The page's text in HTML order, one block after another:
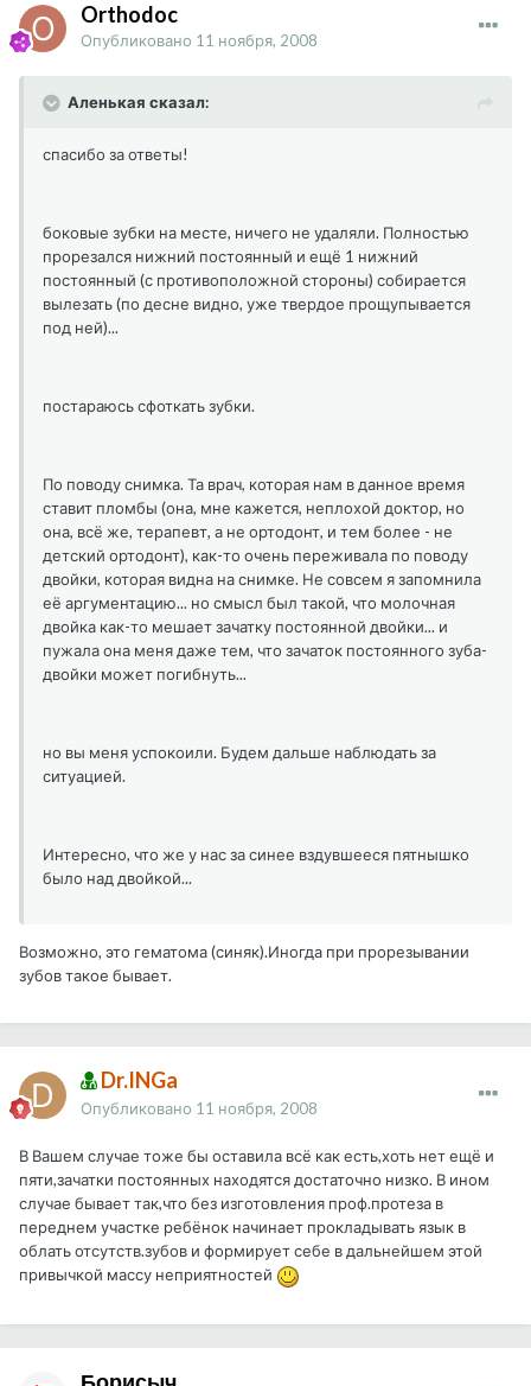
Orthodoc
Опубликовано 11 ноября, 2008
Аленькая сказал:
спасибо за ответы!
боковые зубки на месте, ничего не удаляли. Полностью
прорезался нижний постоянный и ещё 1 нижний
постоянный (с противоположной стороны) собирается
вылезать (по десне видно, уже твердое прощупывается
под ней)...
постараюсь сфоткать зубки.
По поводу снимка. Та врач, которая нам в данное время
ставит пломбы (она, мне кажется, неплохой доктор, но
она, всё же, терапевт, а не ортодонт, и тем более - не
детский ортодонт), как-то очень переживала по поводу
двойки, которая видна на снимке. Не совсем я запомнила
её аргументацию... но смысл был такой, что молочная
двойка как-то мешает зачатку постоянной двойки... и
пужала она меня даже тем, что зачаток постоянного зуба-
двойки может погибнуть...
но вы меня успокоили. Будем дальше наблюдать за
ситуацией.
Интересно, что же у нас за синее вздувшееся пятнышко
было над двойкой...
Возможно, это гематома (синяк).Иногда при прорезывании
зубов такое бывает.
Dr.INGa
Опубликовано 11 ноября, 2008
В Вашем случае тоже бы оставила всё как есть,хоть нет ещё и
пяти,зачатки постоянных находятся достаточно низко. В ином
случае бывает так,что без изготовления проф.протеза в
переднем участке ребёнок начинает прокладывать язык в
облать отсутств.зубов и формирует себе в дальнейшем этой
привычкой массу неприятностей